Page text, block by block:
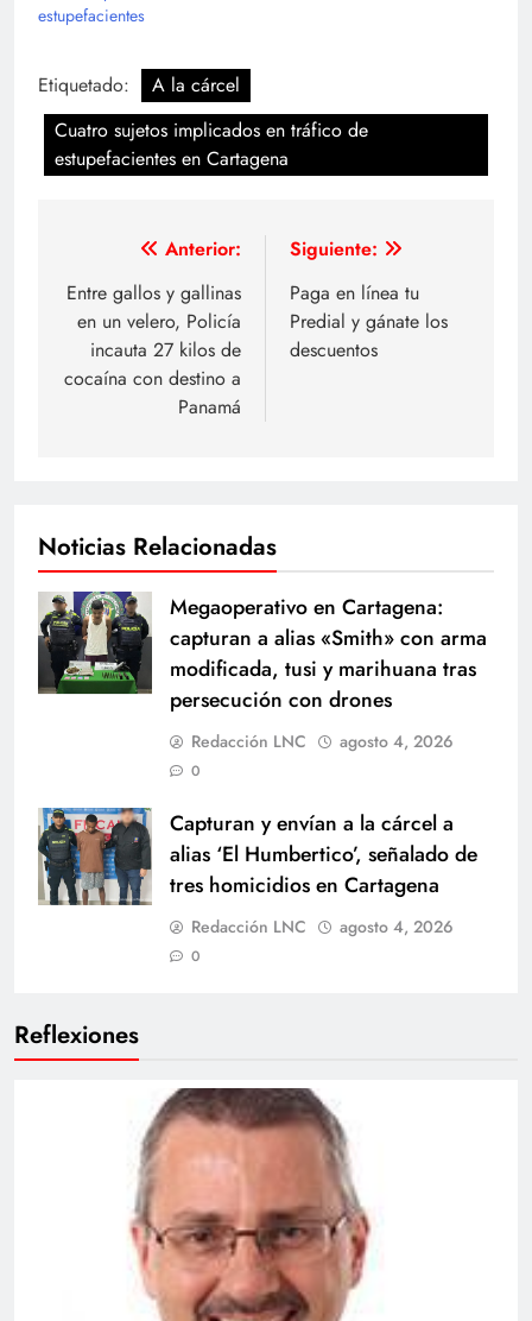
Reflexiones
estupefacientes
Etiquetado:
A la cárcel
Cuatro sujetos implicados en tráfico de
estupefacientes en Cartagena
Navegación
de
entradas
Anterior:
Entre gallos y gallinas
en un velero, Policía
incauta 27 kilos de
cocaína con destino a
Panamá
Siguiente:
Paga en línea tu
Predial y gánate los
descuentos
Noticias Relacionadas
Megaoperativo en Cartagena:
capturan a alias «Smith» con arma
modificada, tusi y marihuana tras
persecución con drones
Redacción LNC agosto 4, 2026
0
Capturan y envían a la cárcel a
alias ‘El Humbertico’, señalado de
tres homicidios en Cartagena
Redacción LNC agosto 4, 2026
0